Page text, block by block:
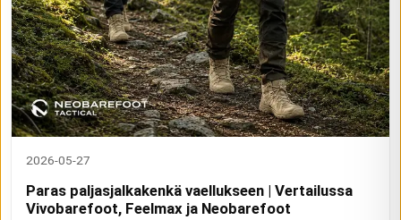
2026-05-27
Paras paljasjalkakenkä vaellukseen | Vertailussa
Vivobarefoot, Feelmax ja Neobarefoot